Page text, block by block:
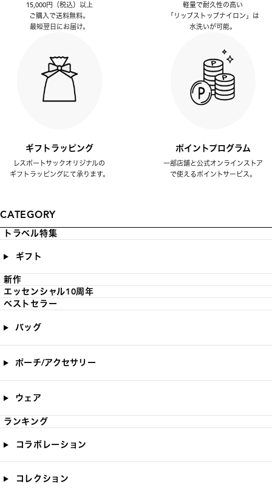
15,000円（税込）以上
ご購入で送料無料。
最短翌日にお届け。
軽量で耐久性の高い
「リップストップナイロン」は
水洗いが可能。
ギフトラッピング
レスポートサックオリジナルの
ギフトラッピングにて承ります。
ポイントプログラム
一部店舗と公式オンラインストア
で使えるポイントサービス。
CATEGORY
トラベル特集
ギフト
新作
エッセンシャル10周年
ベストセラー
バッグ
ポーチ/アクセサリー
ウェア
ランキング
コラボレーション
コレクション